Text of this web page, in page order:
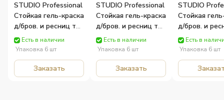
STUDIO Professional
Стойкая гель-краска
д/бров. и ресниц тон
Коричневый 15 мл
250014 Роколор
Есть в наличии
Упаковка 6 шт
Заказать
STUDIO Professional
Стойкая гель-краска
д/бров. и ресниц тон
Светло-коричневый
15 мл 250021
Роколор
Есть в наличии
Упаковка 6 шт
Заказать
STUDIO
Стойкая
д/бров. и
Медный
мл 250045
Есть в
Упаковка 6 шт